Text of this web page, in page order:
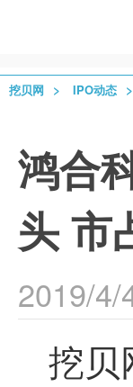
挖贝网 > IPO动态 >
鸿合
头 市
2019/4/
挖贝